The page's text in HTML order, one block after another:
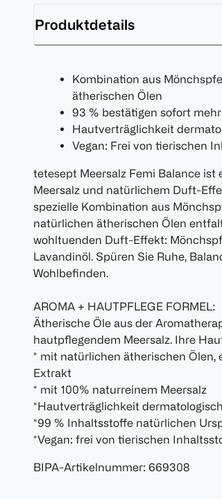
Produktdetails
Kombination aus
ätherischen Ölen
93 % bestätigen sofort
Hautverträglichkeit
Vegan: Frei von tierischen
tetesept Meersalz Femi Balance
Meersalz und natürlichem Duft-
spezielle Kombination aus
natürlichen ätherischen Ölen
wohltuenden Duft-Effekt:
Lavandinöl. Spüren Sie Ruhe,
Wohlbefinden.
AROMA + HAUTPFLEGE FORMEL:
Ätherische Öle aus der
hautpflegendem Meersalz. Ihre
* mit natürlichen ätherischen
Extrakt
* mit 100% naturreinem Meersalz
*Hautverträglichkeit
*99 % Inhaltsstoffe natürlichen
*Vegan: frei von tierischen
BIPA-Artikelnummer: 669308